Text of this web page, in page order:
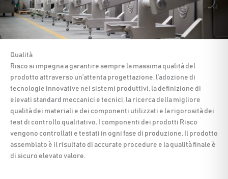
Qualità
Risco si impegna a garantire sempre la massima qualità del
prodotto attraverso un’attenta progettazione, l’adozione di
tecnologie innovative nei sistemi produttivi, la definizione di
elevati standard meccanici e tecnici, la ricerca della migliore
qualità dei materiali e dei componenti utilizzati e la rigorosità dei
test di controllo qualitativo. I componenti dei prodotti Risco
vengono controllati e testati in ogni fase di produzione. Il prodotto
assemblato è il risultato di accurate procedure e la qualità finale è
di sicuro elevato valore.